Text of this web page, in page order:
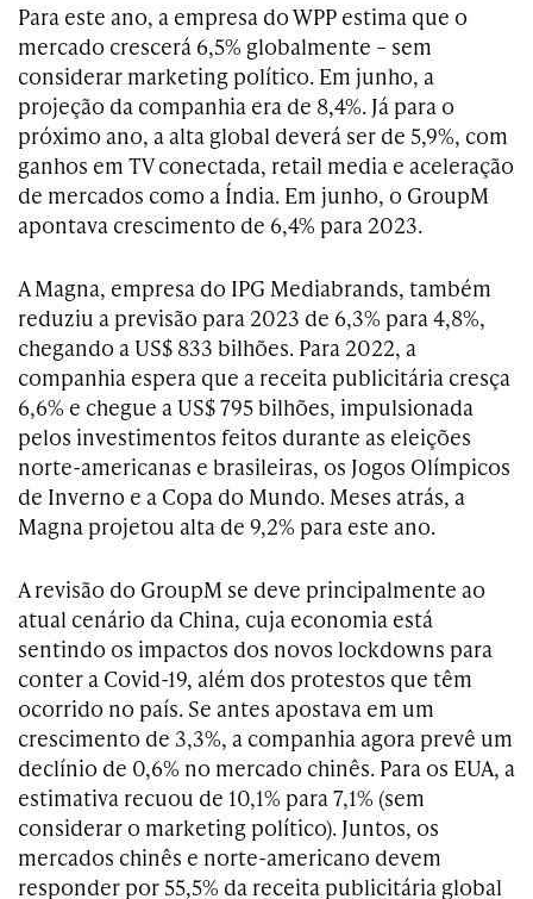
Para este ano, a empresa do WPP estima que o
mercado crescerá 6,5% globalmente – sem
considerar marketing político. Em junho, a
projeção da companhia era de 8,4%. Já para o
próximo ano, a alta global deverá ser de 5,9%, com
ganhos em TV conectada, retail media e aceleração
de mercados como a Índia. Em junho, o GroupM
apontava crescimento de 6,4% para 2023.
A Magna, empresa do IPG Mediabrands, também
reduziu a previsão para 2023 de 6,3% para 4,8%,
chegando a US$ 833 bilhões. Para 2022, a
companhia espera que a receita publicitária cresça
6,6% e chegue a US$ 795 bilhões, impulsionada
pelos investimentos feitos durante as eleições
norte-americanas e brasileiras, os Jogos Olímpicos
de Inverno e a Copa do Mundo. Meses atrás, a
Magna projetou alta de 9,2% para este ano.
A revisão do GroupM se deve principalmente ao
atual cenário da China, cuja economia está
sentindo os impactos dos novos lockdowns para
conter a Covid-19, além dos protestos que têm
ocorrido no país. Se antes apostava em um
crescimento de 3,3%, a companhia agora prevê um
declínio de 0,6% no mercado chinês. Para os EUA, a
estimativa recuou de 10,1% para 7,1% (sem
considerar o marketing político). Juntos, os
mercados chinês e norte-americano devem
responder por 55,5% da receita publicitária global